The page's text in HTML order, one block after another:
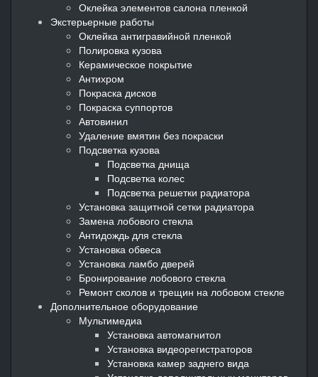
Оклейка элементов салона пленкой
Экстерьерные работы
Оклейка антигравийной пленкой
Полировка кузова
Керамическое покрытие
Антихром
Покраска дисков
Покраска суппортов
Автовинил
Удаление вмятин без покраски
Подсветка кузова
Подсветка днища
Подсветка колес
Подсветка решетки радиатора
Установка защитной сетки радиатора
Замена лобового стекла
Антидождь для стекла
Установка обвеса
Установка ламбо дверей
Бронирование лобового стекла
Ремонт сколов и трещин на лобовом стекле
Дополнительное оборудование
Мультимедиа
Установка автомагнитол
Установка видеорегистраторов
Установка камер заднего вида